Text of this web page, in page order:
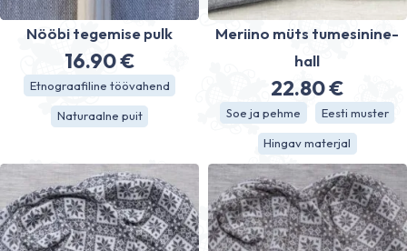
Nööbi tegemise pulk
16.90€
Etnograafiline töövahend
Naturaalne puit
Meriino müts tumesinine-
hall
22.80€
Soe ja pehme Eesti muster
Hingav materjal